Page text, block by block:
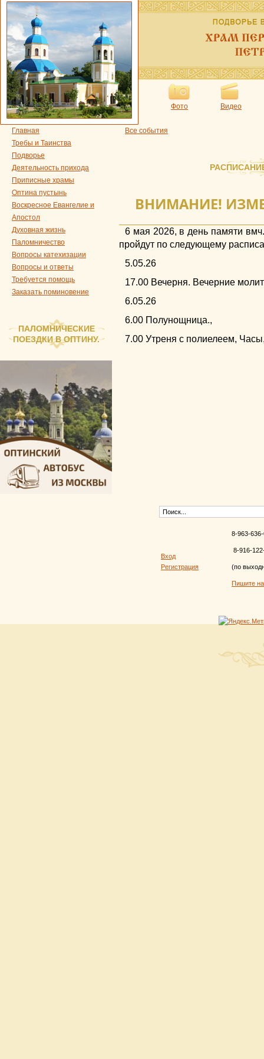
Фото Видео
Главная
Требы и Таинства
Подворье
Деятельность прихода
Приписные храмы
Оптина пустынь
Воскресное Евангелие и
Апостол
Духовная жизнь
Паломничество
Вопросы катехизации
Вопросы и ответы
Требуется помощь
Заказать поминовение
ПАЛОМНИЧЕСКИЕ
ПОЕЗДКИ В ОПТИНУ.
Все события
ВНИМАНИЕ!
6 мая 2026, в день памяти
пройдут по следующему
5.05.26
17.00 Вечерня. Вечерние
6.05.26
6.00 Полунощница.,
7.00 Утреня с полиелеем,
Вход
Регистрация
8-963-
8-916-
(по
Пишите